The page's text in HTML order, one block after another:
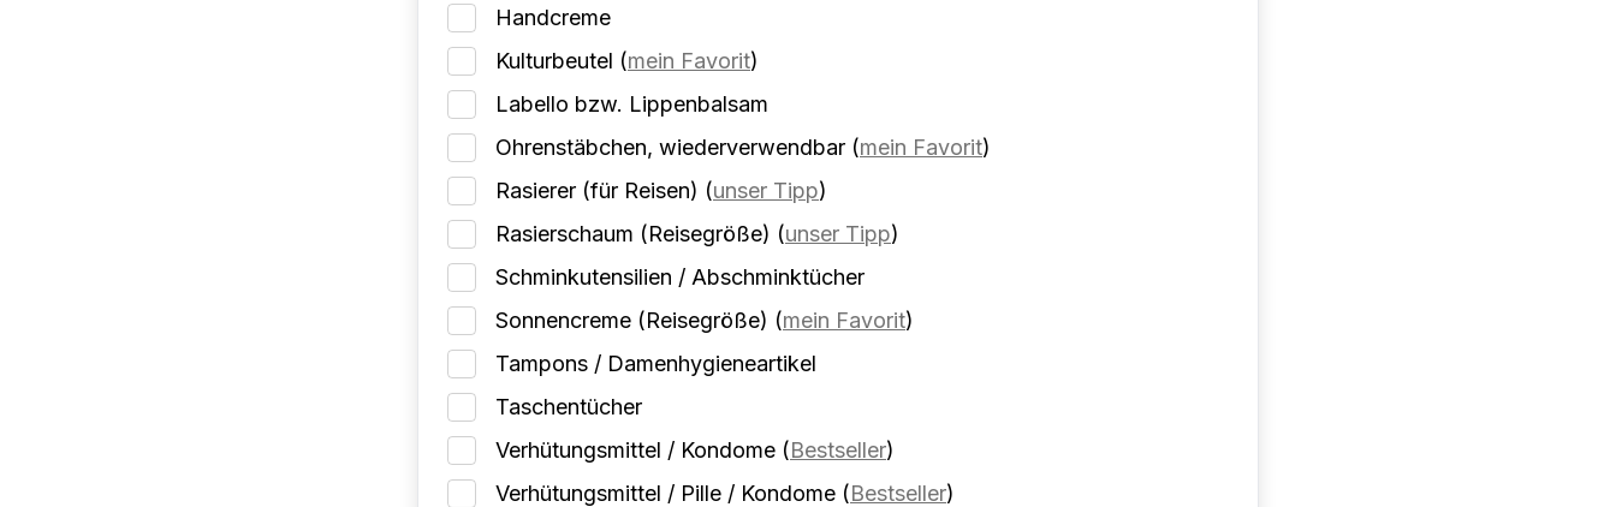
Handcreme
Kulturbeutel (mein Favorit)
Labello bzw. Lippenbalsam
Ohrenstäbchen, wiederverwendbar (mein Favorit)
Rasierer (für Reisen) (unser Tipp)
Rasierschaum (Reisegröße) (unser Tipp)
Schminkutensilien / Abschminktücher
Sonnencreme (Reisegröße) (mein Favorit)
Tampons / Damenhygieneartikel
Taschentücher
Verhütungsmittel / Kondome (Bestseller)
Verhütungsmittel / Pille / Kondome (Bestseller)